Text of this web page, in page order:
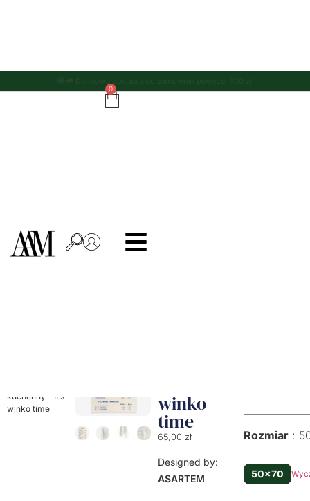
kuchenny – It’s
winko time
winko
time
65,00 zł
Designed by:
ASARTEM
Rozmiar
50x70